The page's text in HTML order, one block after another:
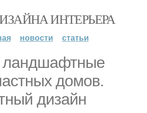
ИНТЕРЬЕРА
новости статьи
ландшафтные
домов.
дизайн